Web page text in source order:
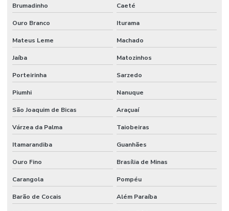
Brumadinho Caeté
Ouro Branco Iturama
Mateus Leme Machado
Jaíba Matozinhos
Porteirinha Sarzedo
Piumhi Nanuque
São Joaquim de Bicas Araçuaí
Várzea da Palma Taiobeiras
Itamarandiba Guanhães
Ouro Fino Brasília de Minas
Carangola Pompéu
Barão de Cocais Além Paraíba